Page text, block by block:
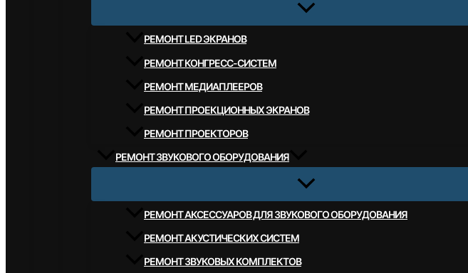
РЕМОНТ LED ЭКРАНОВ
РЕМОНТ КОНГРЕСС-СИСТЕМ
РЕМОНТ МЕДИАПЛЕЕРОВ
РЕМОНТ ПРОЕКЦИОННЫХ ЭКРАНОВ
РЕМОНТ ПРОЕКТОРОВ
РЕМОНТ ЗВУКОВОГО ОБОРУДОВАНИЯ
РЕМОНТ АКСЕССУАРОВ ДЛЯ ЗВУКОВОГО ОБОРУДОВАНИЯ
РЕМОНТ АКУСТИЧЕСКИХ СИСТЕМ
РЕМОНТ ЗВУКОВЫХ КОМПЛЕКТОВ